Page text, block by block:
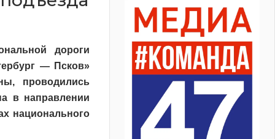
дороги
— Псков»
проводились
в направлении
национального